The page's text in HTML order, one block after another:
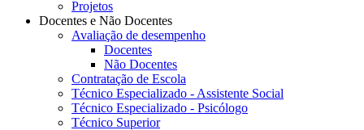
Projetos
Docentes e Não Docentes
Avaliação de desempenho
Docentes
Não Docentes
Contratação de Escola
Técnico Especializado - Assistente Social
Técnico Especializado - Psicólogo
Técnico Superior